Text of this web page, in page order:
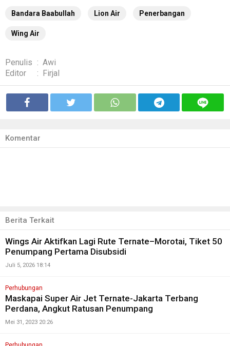
Bandara Baabullah Lion Air Penerbangan
Wing Air
Penulis : Awi
Editor
: Firjal
Komentar
Berita Terkait
Wings Air Aktifkan Lagi Rute Ternate–Morotai, Tiket 50
Penumpang Pertama Disubsidi
Juli 5, 2026 18:14
Perhubungan
Maskapai Super Air Jet Ternate-Jakarta Terbang
Perdana, Angkut Ratusan Penumpang
Mei 31, 2023 20:26